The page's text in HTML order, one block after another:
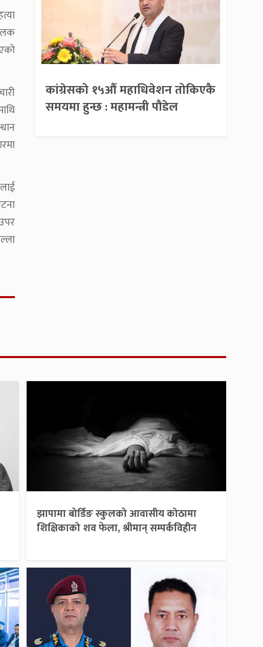
कांग्रेसको १५औँ महाधिवेशन तोकिएकै
समयमा हुन्छ : महामन्त्री पौडेल
झापामा बोर्डिङ स्कुलको आवासीय कोठामा
शिक्षिकाको शव फेला, श्रीमान् सम्पर्कविहीन